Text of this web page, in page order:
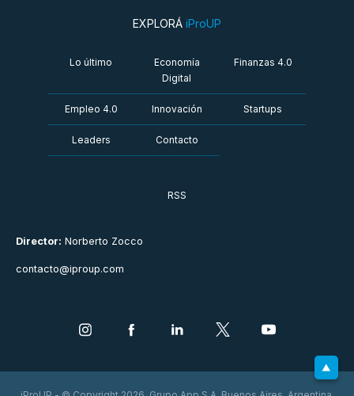
Director: Norberto Zocco
contacto@iproup.com
EXPLORÁ iProUP
Lo último
Economía
Digital
Finanzas 4.0
Empleo 4.0 Innovación Startups
Leaders Contacto
RSS